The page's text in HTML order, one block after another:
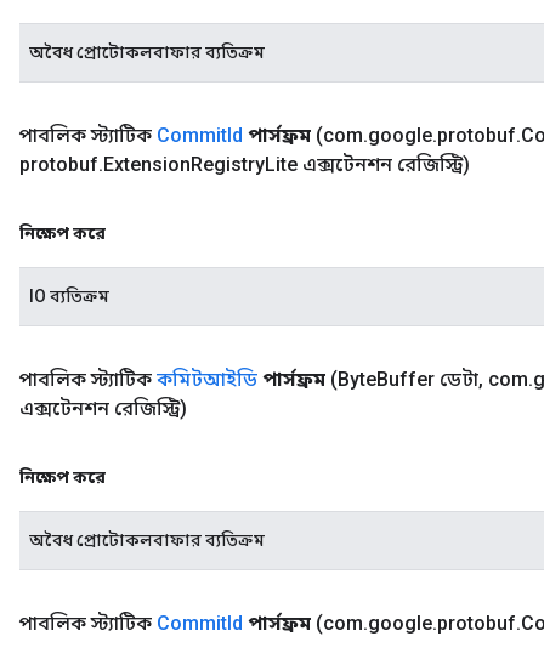
অবৈধ প্রোটোকলবাফার ব্যতিক্রম
পাবলিক স্ট্যাটিক CommitId পার্সফ্রম (com.google.protobuf.
protobuf.ExtensionRegistryLite এক্সটেনশন রেজিস্ট্রি)
নিক্ষেপ করে
IO ব্যতিক্রম
পাবলিক স্ট্যাটিক কমিটআইডি পার্সফ্রম (ByteBuffer ডেটা, com.
এক্সটেনশন রেজিস্ট্রি)
নিক্ষেপ করে
অবৈধ প্রোটোকলবাফার ব্যতিক্রম
পাবলিক স্ট্যাটিক CommitId পার্সফ্রম (com.google.protobuf.